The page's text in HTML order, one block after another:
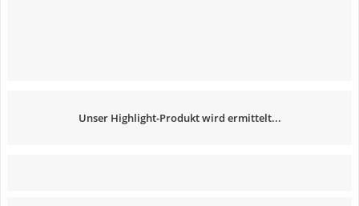
Unser Highlight-Produkt wird ermittelt...